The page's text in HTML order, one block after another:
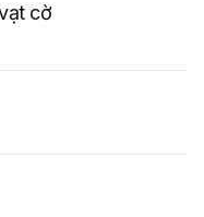
cờ